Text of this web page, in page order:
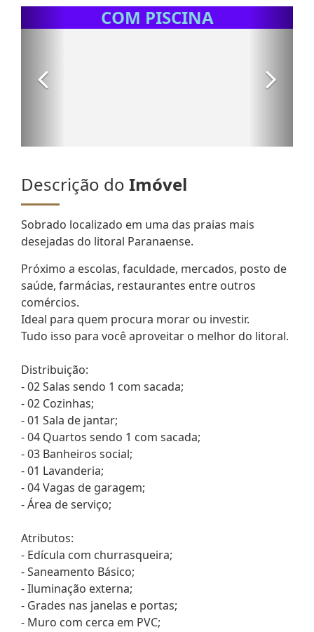
Descrição do Imóvel
Sobrado localizado em uma das praias mais
desejadas do litoral Paranaense.
Próximo a escolas, faculdade, mercados, posto de
saúde, farmácias, restaurantes entre outros
comércios.
Ideal para quem procura morar ou investir.
Tudo isso para você aproveitar o melhor do litoral.
Distribuição:
- 02 Salas sendo 1 com sacada;
- 02 Cozinhas;
- 01 Sala de jantar;
- 04 Quartos sendo 1 com sacada;
- 03 Banheiros social;
- 01 Lavanderia;
- 04 Vagas de garagem;
- Área de serviço;
Atributos:
- Edícula com churrasqueira;
- Saneamento Básico;
- Iluminação externa;
- Grades nas janelas e portas;
- Muro com cerca em PVC;